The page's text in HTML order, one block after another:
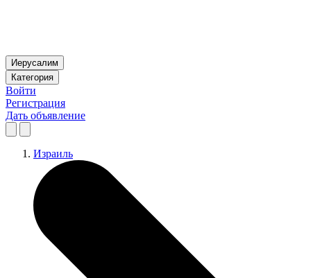
Иерусалим
Категория
Войти
Регистрация
Дать объявление
Израиль